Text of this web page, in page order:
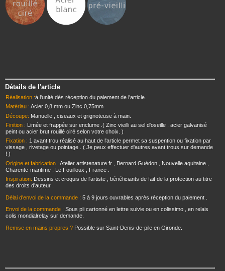
Détails de l'article
Réalisation :à l'unité dés réception du paiement de l'article.
Matériau : Acier 0,8 mm ou Zinc 0,75mm
Découpe: Manuelle , ciseaux et grignoteuse à main.
Finition : Limée et frappée sur enclume .( Zinc vieilli au sel d'oseille , acier galvanisé
peint ou acier brut rouillé ciré selon votre choix. )
Fixation : 1 avant trou réalisé au haut de l'article permet sa suspention ou fixation par
vissage , rivetage ou pointage . ( Je peux effectuer d'autres avant trous sur demande
! )
Origine et fabrication : Atelier artistenature.fr , Bernard Guédon , Nouvelle aquitaine ,
Charente-maritime , Le Fouilloux , France .
Inspiration: Dessins et croquis de l'artiste , bénéficiants de fait de la protection au titre
des droits d'auteur .
Délai d'envoi de la commande : 5 à 9 jours ouvrables après réception du paiement .
Envoi de la commande : Sous pli cartonné en lettre suivie ou en colissimo , en relais
colis mondialrelay sur demande.
Remise en mains propres ? Possible sur Saint-Denis-de-pile en Gironde.